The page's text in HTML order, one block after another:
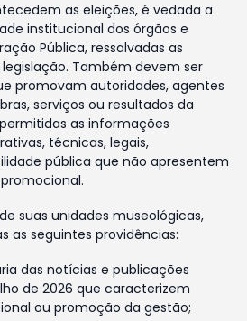
as eleições, é vedada a
institucional dos órgãos e
Pública, ressalvadas as
Também devem ser
promovam autoridades, agentes
serviços ou resultados da
as informações
técnicas, legais,
pública que não apresentem
suas unidades museológicas,
as seguintes providências:
das notícias e publicações
de 2026 que caracterizem
ou promoção da gestão;